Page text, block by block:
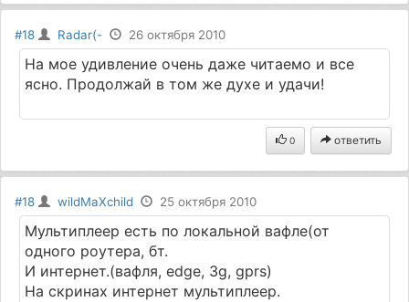
#18 Radar(- 26 октября 2010
На мое удивление очень даже читаемо и все
ясно. Продолжай в том же духе и удачи!
0 ответить
#18 wildMaXchild 25 октября 2010
Мультиплеер есть по локальной вафле(от
одного роутера, бт.
И интернет.(вафля, edge, 3g, gprs)
На скринах интернет мультиплеер.